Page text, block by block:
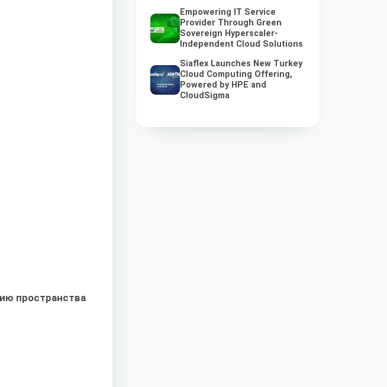
пространства
Empowering IT Service
Provider Through Green
Sovereign Hyperscaler-
Independent Cloud Solutions
Siaflex Launches New Turkey
Cloud Computing Offering,
Powered by HPE and
CloudSigma